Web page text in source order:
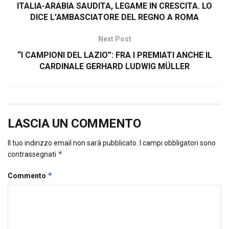
ITALIA-ARABIA SAUDITA, LEGAME IN CRESCITA. LO
DICE L’AMBASCIATORE DEL REGNO A ROMA
Next Post
“I CAMPIONI DEL LAZIO”: FRA I PREMIATI ANCHE IL
CARDINALE GERHARD LUDWIG MÜLLER
LASCIA UN COMMENTO
Il tuo indirizzo email non sarà pubblicato.
I campi obbligatori sono
contrassegnati *
Commento *